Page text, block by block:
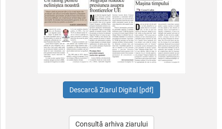
Consultă arhiva ziarului